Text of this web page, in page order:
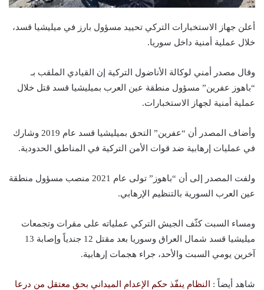
أعلن جهاز الاستخبارات التركي تحييد مسؤول بارز في ميليشيا قسد،
خلال عملية أمنية داخل سوريا.
وقال مصدر أمني لوكالة الأناضول التركية إن القيادي الملقب بـ
“باهوز عفرين” مسؤول منطقة عين العرب بميليشيا قسد قتل خلال
عملية أمنية لجهاز الاستخبارات.
وأضاف المصدر أن “عفرين” التحق بميليشيا قسد عام 2019 وشارك
في عمليات إرهابية ضد قوات الأمن التركية في المناطق الحدودية.
ولفت المصدر إلى أن “باهوز” تولى عام 2021 منصب مسؤول منطقة
عين العرب السورية بالتنظيم الإرهابي.
ومساء السبت كثّف الجيش التركي عملياته على مقرات وتجمعات
ميليشيا قسد شمال العراق وسوريا بعد مقتل 12 جندياً وإصابة 13
آخرين يومي السبت والأحد، جراء هجمات إرهابية.
شاهد أيضاً : النظام ينفّذ حكم الإعدام الميداني بحق معتقل من درعا